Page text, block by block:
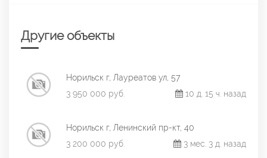
Другие объекты
Норильск г, Лауреатов ул, 57
3 950 000 руб.
10 д. 15 ч. назад
Норильск г, Ленинский пр-кт, 40
3 200 000 руб.
3 мес. 3 д. назад